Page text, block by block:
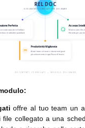
offre al tuo team un
file collegato a una